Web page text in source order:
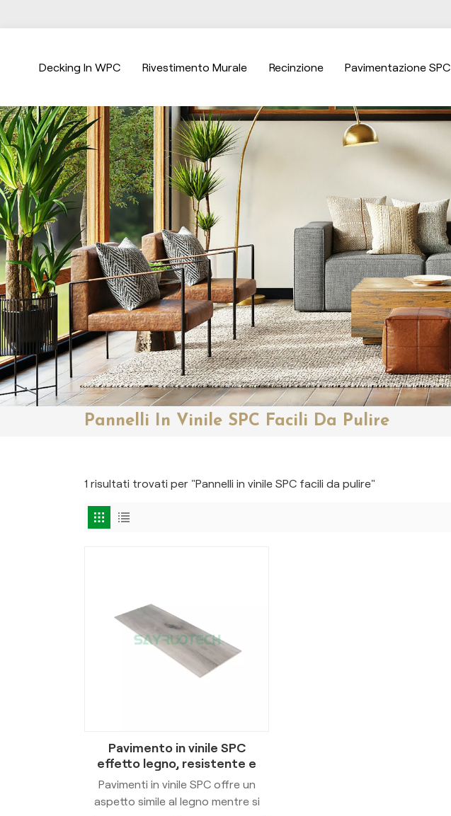
Decking In WPC Rivestimento Murale Recinzione Pavimentazione SPC
Pannelli In Vinile SPC Facili Da Pulire
1 risultati trovati per "Pannelli in vinile SPC facili da pulire"
Pavimento in vinile SPC
effetto legno, resistente e
impermeabile, per uso
commerciale e residenziale
Pavimenti in vinile SPC offre un
aspetto simile al legno mentre si